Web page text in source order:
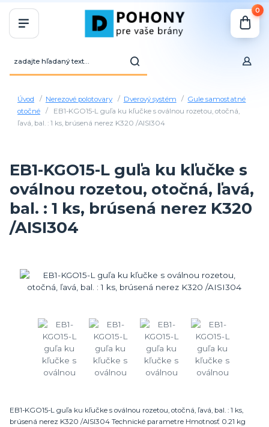
0
Úvod Nerezové polotovary Dverový systém
Gule samostatné
otočné
EB1-KGO15-L guľa ku kľučke s oválnou rozetou, otočná,
ľavá, bal. : 1 ks, brúsená nerez K320 /AISI304
EB1-KGO15-L guľa ku kľučke s
oválnou rozetou, otočná, ľavá,
bal. : 1 ks, brúsená nerez K320
/AISI304
EB1-KGO15-L guľa ku kľučke s oválnou rozetou, otočná, ľavá, bal. : 1 ks,
brúsená nerez K320 /AISI304 Technické parametre Hmotnosť 0.21 kg